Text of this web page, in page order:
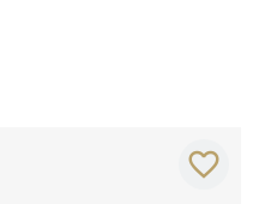
favorite_border